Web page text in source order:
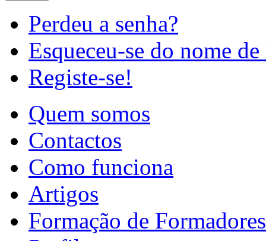
Perdeu a senha?
Esqueceu-se do nome
Registe-se!
Quem somos
Contactos
Como funciona
Artigos
Formação de Formadores